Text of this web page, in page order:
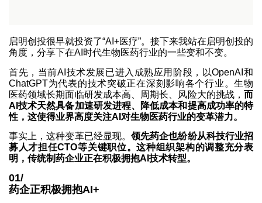
启明创投很早就投资了“AI+医疗”。接下来我站在启明创投的
角度，分享下在AI时代生物医药行业的一些变和不变。
首先，当前AI技术发展已进入成熟应用阶段，以OpenAI和
ChatGPT为代表的技术突破正在深刻影响各个行业。生物
医药领域长期面临研发成本高、周期长、风险大的挑战， 而
AI技术天然具备加速研发进程、降低成本和提高成功率的特
性，这使得业界高度关注AI对生物医药行业的变革潜力。
事实上，这种变革已经显现。领先药企也纷纷从科技行业招
募人才担任CTO等关键职位。这种组织架构的调整充分表
明，传统制药企业正在积极拥抱AI技术转型。
01/
药企正积极拥抱AI+